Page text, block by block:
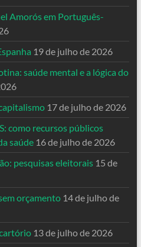
Amorós em Português-
19 de julho de 2026
saúde mental e a lógica do
17 de julho de 2026
como recursos públicos
saúde 16 de julho de 2026
pesquisas eleitorais 15 de
orçamento 14 de julho de
13 de julho de 2026